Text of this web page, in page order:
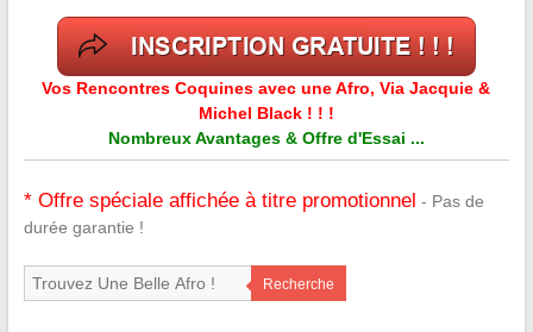
Vos Rencontres Coquines avec une Afro, Via Jacquie &
Michel Black ! ! !
Nombreux Avantages & Offre d'Essai ...
* Offre spéciale affichée à titre promotionnel - Pas de
durée garantie !
Recherche